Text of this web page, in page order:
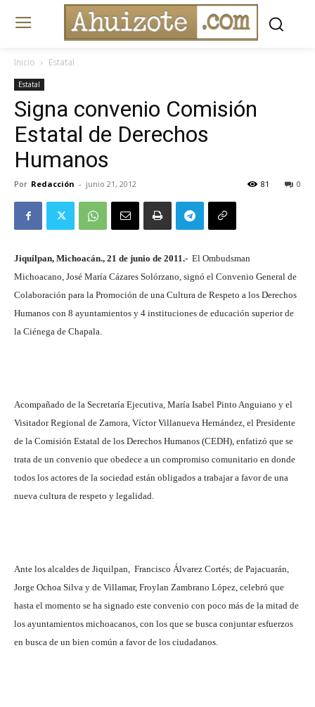
Inicio Estatal
Estatal
Signa convenio Comisión
Estatal de Derechos
Humanos
Por Redacción - junio 21, 2012 0
81
Jiquilpan, Michoacán., 21 de junio de 2011.- El Ombudsman
Michoacano, José María Cázares Solórzano, signó el Convenio General de
Colaboración para la Promoción de una Cultura de Respeto a los Derechos
Humanos con 8 ayuntamientos y 4 instituciones de educación superior de
la Ciénega de Chapala.
Acompañado de la Secretaría Ejecutiva, María Isabel Pinto Anguiano y el
Visitador Regional de Zamora, Víctor Villanueva Hernández, el Presidente
de la Comisión Estatal de los Derechos Humanos (CEDH), enfatizó que se
trata de un convenio que obedece a un compromiso comunitario en donde
todos los actores de la sociedad están obligados a trabajar a favor de una
nueva cultura de respeto y legalidad.
Ante los alcaldes de Jiquilpan, Francisco Álvarez Cortés; de Pajacuarán,
Jorge Ochoa Silva y de Villamar, Froylan Zambrano López, celebró que
hasta el momento se ha signado este convenio con poco más de la mitad de
los ayuntamientos michoacanos, con los que se busca conjuntar esfuerzos
en busca de un bien común a favor de los ciudadanos.